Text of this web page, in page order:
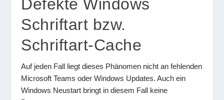
Defekte Windows
Schriftart bzw.
Schriftart-Cache
Auf jeden Fall liegt dieses Phänomen nicht an fehlenden
Microsoft Teams oder Windows Updates. Auch ein
Windows Neustart bringt in diesem Fall keine